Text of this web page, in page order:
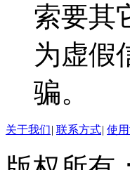
索要其
为虚假
骗。
关于我们| 联系方式| 使